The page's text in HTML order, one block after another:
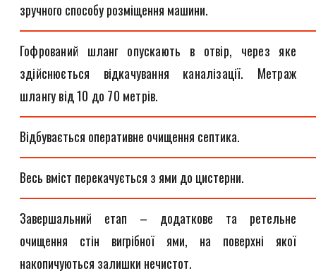
зручного способу розміщення машини.
Гофрований шланг опускають в отвір, через яке
здійснюється відкачування каналізації. Метраж
шлангу від 10 до 70 метрів.
Відбувається оперативне очищення септика.
Весь вміст перекачується з ями до цистерни.
Завершальний етап – додаткове та ретельне
очищення стін вигрібної ями, на поверхні якої
накопичуються залишки нечистот.